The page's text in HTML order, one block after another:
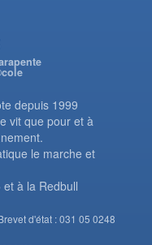
depuis 1999
vit que pour et à
le marche et
à la Redbull
d'état : 031 05 0248